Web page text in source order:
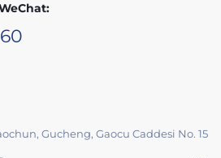
Gucheng, Gaocu Caddesi No. 15